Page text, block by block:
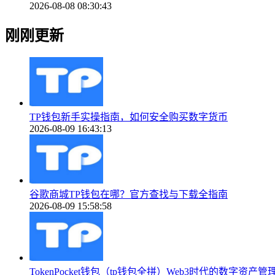
2026-08-08 08:30:43
刚刚更新
TP钱包新手实操指南，如何安全购买数字货币
2026-08-09 16:43:13
谷歌商城TP钱包在哪？官方查找与下载全指南
2026-08-09 15:58:58
TokenPocket钱包（tp钱包全拼）Web3时代的数字资产管